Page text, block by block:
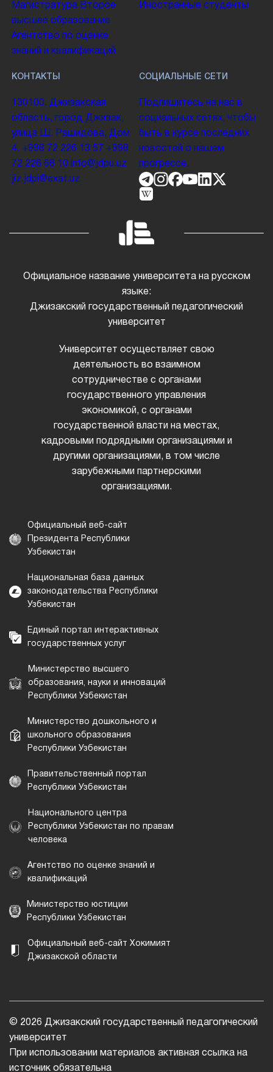
Магистратура Второе
высшее образование
Агентство по оценке
знаний и квалификаций
Иностранные студенты
КОНТАКТЫ
130100. Джизакская
область, город Джизак,
улица Ш. Рашидова, Дом
4. +998 72 226 13 57 +998
72 226 68 10 info@jdpu.uz
jiz.jdpi@exat.uz
СОЦИАЛЬНЫЕ СЕТИ
Подпишитесь на нас в
социальных сетях, чтобы
быть в курсе последних
новостей о нашем
прогрессе.
Официальное название университета на русском
языке:
Джизакский государственный педагогический
университет
Университет осуществляет свою
деятельность во взаимном
сотрудничестве с органами
государственного управления
экономикой, с органами
государственной власти на местах,
кадровыми подрядными организациями и
другими организациями, в том числе
зарубежными партнерскими
организациями.
Официальный веб-сайт
Президента Республики
Узбекистан
Национальная база данных
законодательства Республики
Узбекистан
Единый портал интерактивных
государственных услуг
Министерство высшего
образования, науки и инноваций
Республики Узбекистан
Министерство дошкольного и
школьного образования
Республики Узбекистан
Правительственный портал
Республики Узбекистан
Национального центра
Республики Узбекистан по правам
человека
Агентство по оценке знаний и
квалификаций
Министерство юстиции
Республики Узбекистан
Официальный веб-сайт Хокимият
Джизакской области
© 2026 Джизакский государственный педагогический
университет
При использовании материалов активная ссылка на
источник обязательна